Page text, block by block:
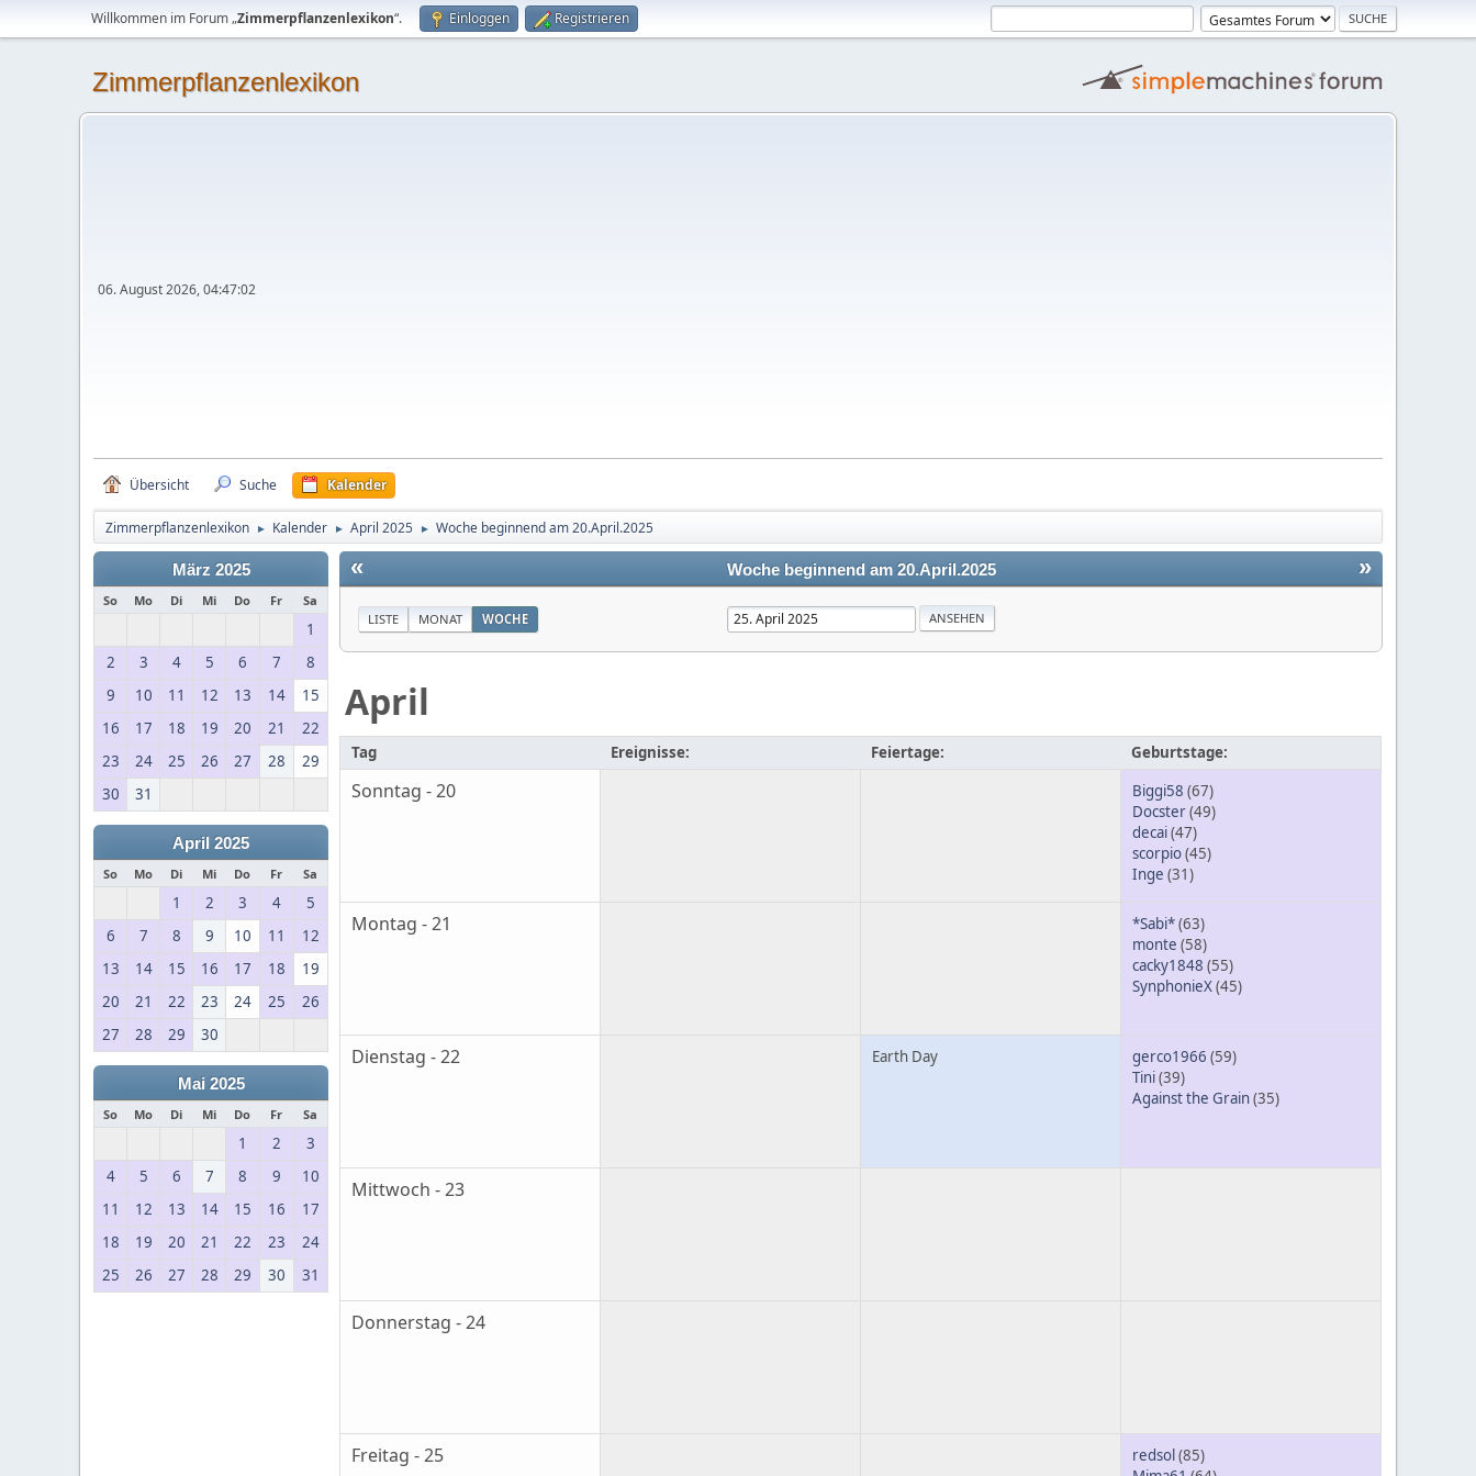
Willkommen im Forum „Zimmerpflanzenlexikon“. Einloggen Registrieren
Zimmerpflanzenlexikon
06. August 2026, 04:47:02
Übersicht Suche Kalender
Zimmerpflanzenlexikon ► Kalender ► April 2025 ► Woche beginnend am 20.April.2025
März 2025
So Mo Di Mi Do Fr Sa
1
2
3 4 5 6 7
8
9
10 11 12 13 14
15
16
17 18 19 20 21
22
23
24 25 26 27 28
29
30
31
April 2025
So Mo Di Mi Do Fr Sa
1 2 3 4
5
6
7 8 9 10 11
12
13
14 15 16 17 18
19
20
21 22 23 24 25
26
27
28 29 30
Mai 2025
So Mo Di Mi Do Fr Sa
1 2
3
4
5 6 7 8 9
10
11
12 13 14 15 16
17
18
19 20 21 22 23
24
25
26 27 28 29 30 31
« »
Woche beginnend am 20.April.2025
LISTE MONAT WOCHE
April
Tag Ereignisse: Feiertage: Geburtstage:
Sonntag - 20 Biggi58 (67)
Docster(49)
decai(47)
scorpio(45)
Inge (31)
Montag - 21 *Sabi*(63)
monte (58)
cacky1848 (55)
SynphonieX(45)
Dienstag - 22 Earth Day gerco1966 (59)
Tini(39)
Against the Grain(35)
Mittwoch - 23
Donnerstag - 24
Freitag - 25 redsol (85)